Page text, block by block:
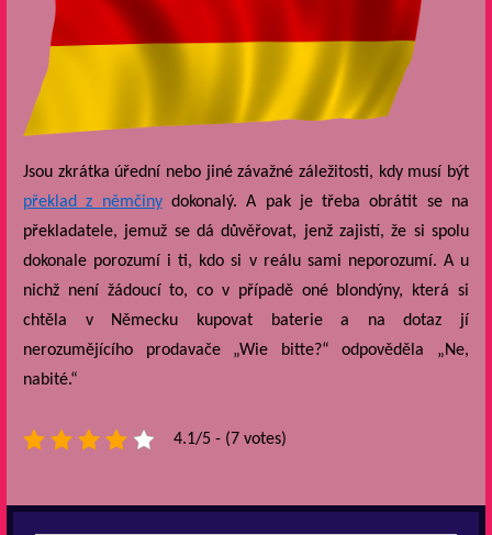
Jsou zkrátka úřední nebo jiné závažné záležitosti, kdy musí být
překlad z němčinydokonalý. A pak je třeba obrátit se na
překladatele, jemuž se dá důvěřovat, jenž zajistí, že si spolu
dokonale porozumí i ti, kdo si v reálu sami neporozumí. A u
nichž není žádoucí to, co v případě oné blondýny, která si
chtěla v Německu kupovat baterie a na dotaz jí
nerozumějícího prodavače „Wie bitte?“ odpověděla „Ne,
nabité.“
4.1/5 - (7 votes)